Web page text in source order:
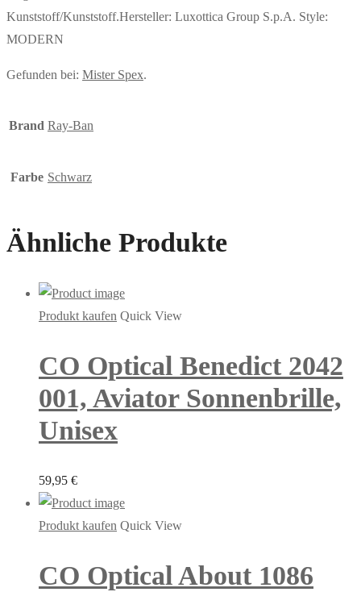
Kunststoff/Kunststoff.Hersteller: Luxottica Group S.p.A. Style:
MODERN
Gefunden bei: Mister Spex.
Brand Ray-Ban
Farbe Schwarz
Ähnliche Produkte
Produkt kaufen Quick View
CO Optical Benedict 2042
001, Aviator Sonnenbrille,
Unisex
59,95 €
Produkt kaufen Quick View
CO Optical About 1086